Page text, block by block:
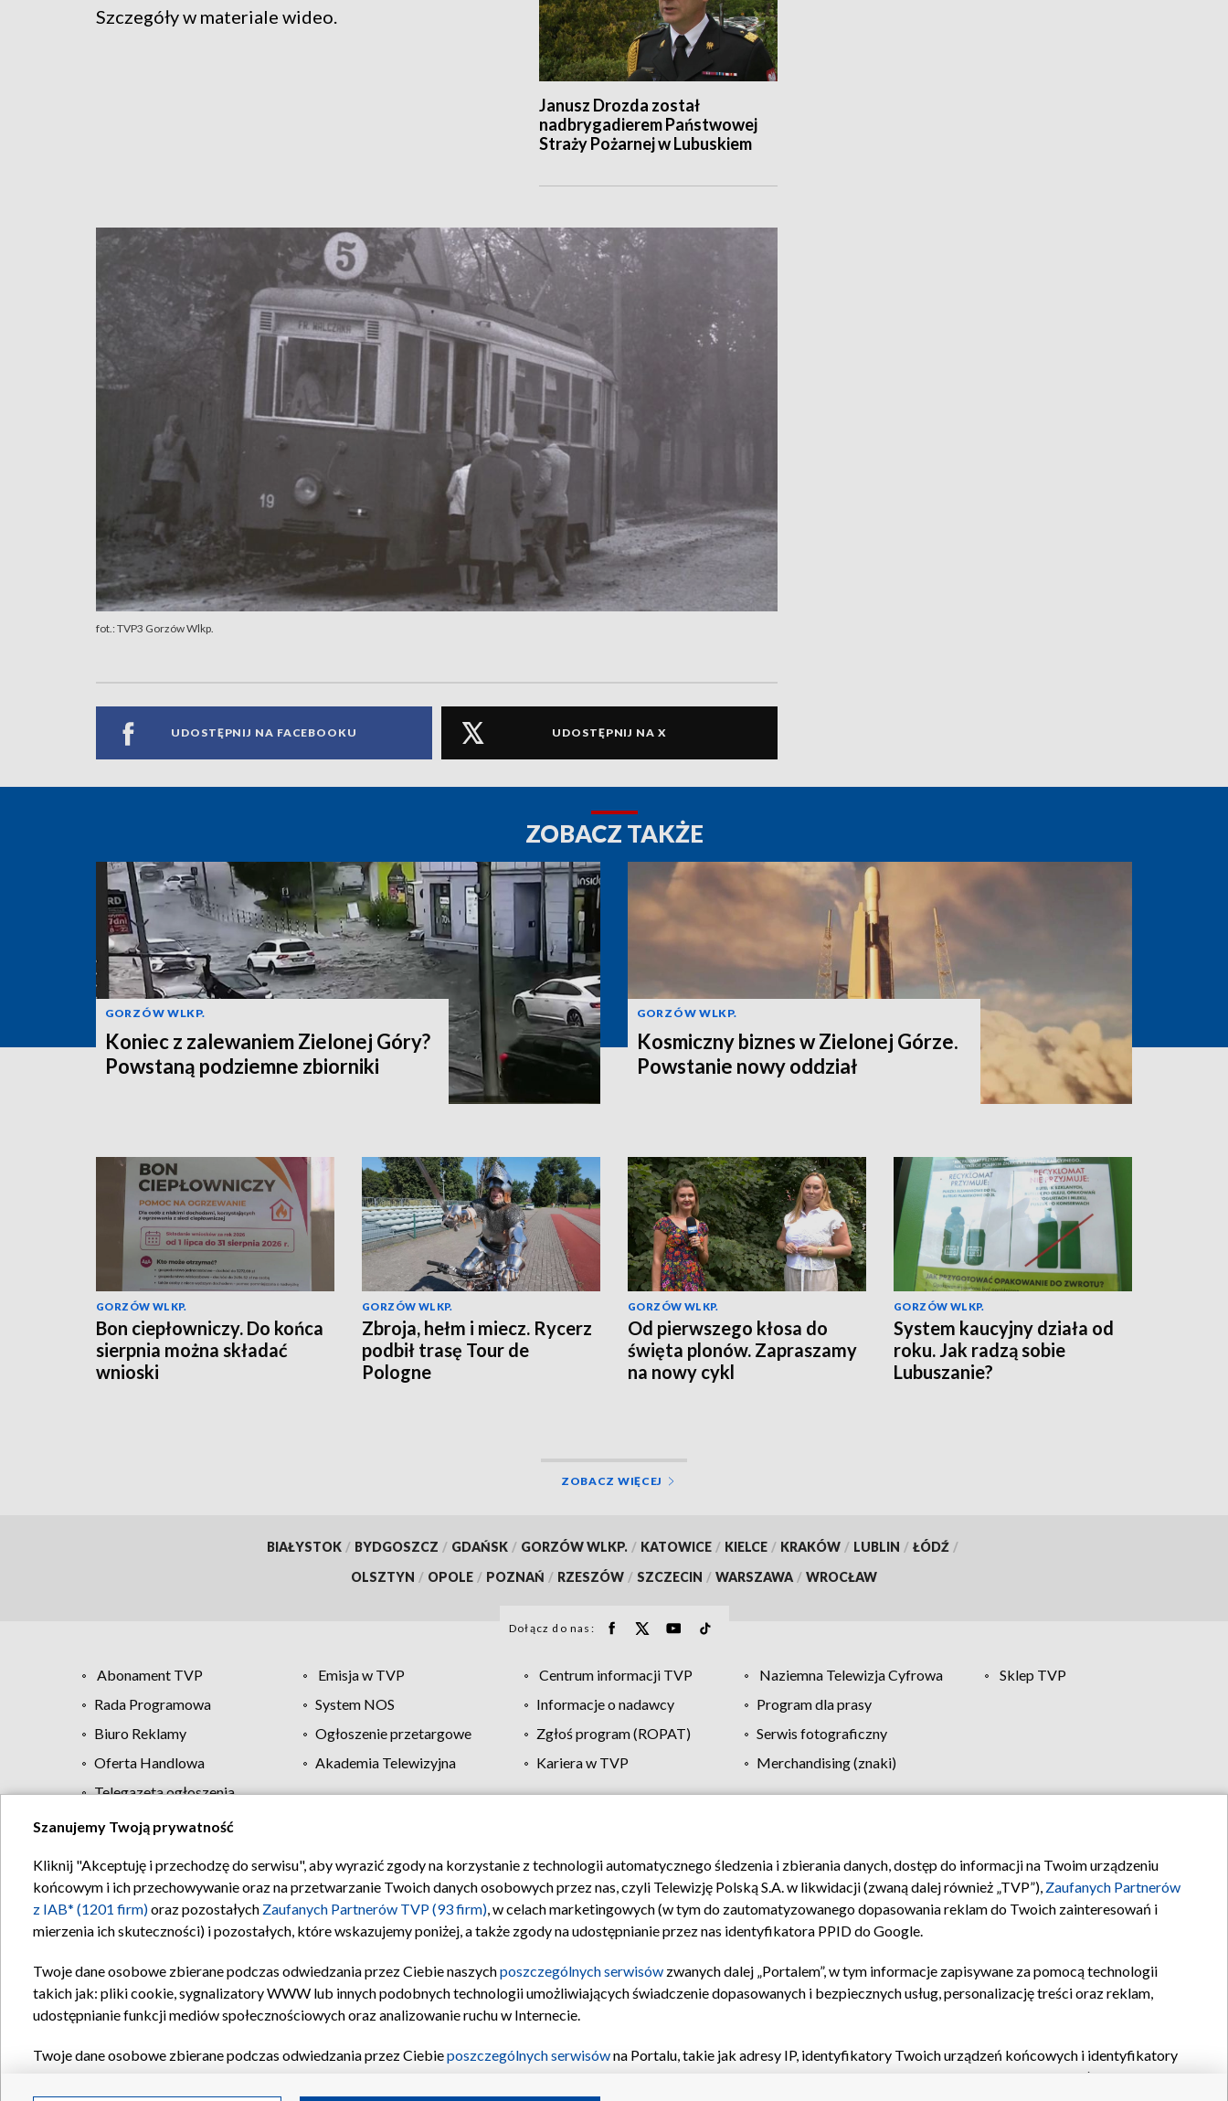
Janusz Drozda został
nadbrygadierem Państwowej
Straży Pożarnej w Lubuskiem
Szczegóły w materiale wideo.
fot.: TVP3 Gorzów Wlkp.
UDOSTĘPNIJ NA FACEBOOKU UDOSTĘPNIJ NA X
ZOBACZ TAKŻE
GORZÓW WLKP.
Koniec z zalewaniem Zielonej Góry?
Powstaną podziemne zbiorniki
GORZÓW WLKP.
Kosmiczny biznes w Zielonej Górze.
Powstanie nowy oddział
GORZÓW WLKP.
Bon ciepłowniczy. Do końca
sierpnia można składać
wnioski
GORZÓW WLKP.
Zbroja, hełm i miecz. Rycerz
podbił trasę Tour de
Pologne
GORZÓW WLKP.
Od pierwszego kłosa do
święta plonów. Zapraszamy
na nowy cykl
GORZÓW WLKP.
System kaucyjny działa od
roku. Jak radzą sobie
Lubuszanie?
ZOBACZ WIĘCEJ
BIAŁYSTOK / BYDGOSZCZ / GDAŃSK / GORZÓW WLKP. / KATOWICE / KIELCE / KRAKÓW / LUBLIN / ŁÓDŹ /
OLSZTYN / OPOLE / POZNAŃ / RZESZÓW / SZCZECIN / WARSZAWA / WROCŁAW
Dołącz do nas:
Abonament TVP Emisja w TVP Centrum informacji TVP Naziemna Telewizja Cyfrowa
Sklep TVP
Rada Programowa
System NOS Informacje o nadawcy
Program dla prasy
Biuro Reklamy
Ogłoszenie przetargowe Zgłoś program (ROPAT)
Serwis fotograficzny
Oferta Handlowa
Akademia Telewizyjna Kariera w TVP
Merchandising (znaki)
Telegazeta ogłoszenia
Regulamin TVP Polityka prywatności Moje zgody Pomoc Biuro reklamy Kontakt
Szanujemy Twoją prywatność
Kliknij "Akceptuję i przechodzę do serwisu", aby wyrazić zgody na korzystanie z technologii automatycznego śledzenia i zbierania danych, dostęp do informacji na Twoim urządzeniu
końcowym i ich przechowywanie oraz na przetwarzanie Twoich danych osobowych przez nas, czyli Telewizję Polską S.A. w likwidacji (zwaną dalej również „TVP”), Zaufanych Partnerów
z IAB* (1201 firm)oraz pozostałych Zaufanych Partnerów TVP (93 firm), w celach marketingowych (w tym do zautomatyzowanego dopasowania reklam do Twoich zainteresowań i
mierzenia ich skuteczności) i pozostałych, które wskazujemy poniżej, a także zgody na udostępnianie przez nas identyfikatora PPID do Google.
Twoje dane osobowe zbierane podczas odwiedzania przez Ciebie naszychposzczególnych serwisów zwanych dalej „Portalem”, w tym informacje zapisywane za pomocą technologii
takich jak: pliki cookie, sygnalizatory WWW lub innych podobnych technologii umożliwiających świadczenie dopasowanych i bezpiecznych usług, personalizację treści oraz reklam,
udostępnianie funkcji mediów społecznościowych oraz analizowanie ruchu w Internecie.
Twoje dane osobowe zbierane podczas odwiedzania przez Ciebieposzczególnych serwisówna Portalu, takie jak adresy IP, identyfikatory Twoich urządzeń końcowych i identyfikatory
oraz pozostałych